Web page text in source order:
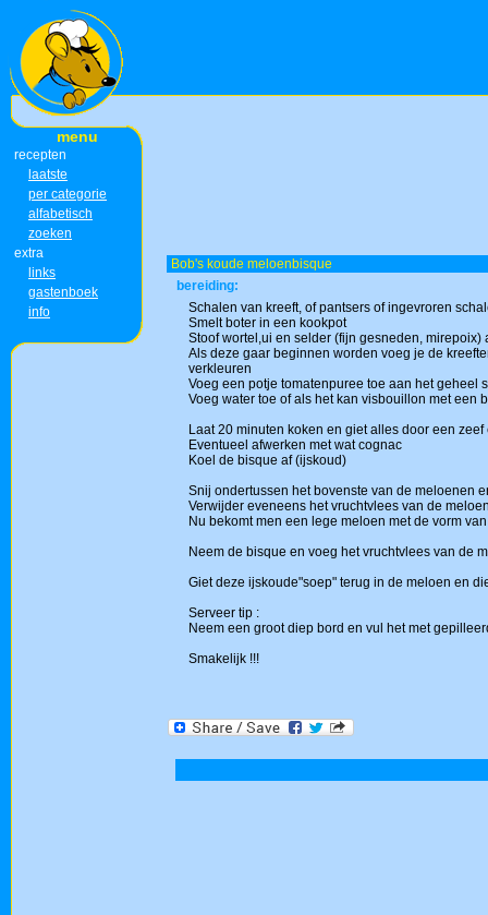
menu
recepten
laatste
per categorie
alfabetisch
zoeken
extra
links
gastenboek
info
Bob's koude meloenbisque
bereiding:
Schalen van kreeft, of pantsers of ingevroren
Smelt boter in een kookpot
Stoof wortel,ui en selder (fijn gesneden, mirepoix)
Als deze gaar beginnen worden voeg je de
verkleuren
Voeg een potje tomatenpuree toe aan het geheel
Voeg water toe of als het kan visbouillon met een
Laat 20 minuten koken en giet alles door een
Eventueel afwerken met wat cognac
Koel de bisque af (ijskoud)
Snij ondertussen het bovenste van de meloenen
Verwijder eveneens het vruchtvlees van de
Nu bekomt men een lege meloen met de vorm
Neem de bisque en voeg het vruchtvlees van de
Giet deze ijskoude"soep" terug in de meloen en
Serveer tip :
Neem een groot diep bord en vul het met
Smakelijk !!!